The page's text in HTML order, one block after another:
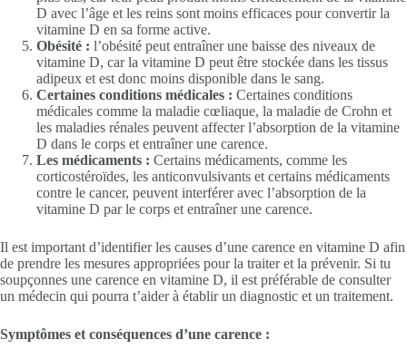
D avec l’âge et les reins sont moins efficaces pour convertir la
vitamine D en sa forme active.
Obésité : l’obésité peut entraîner une baisse des niveaux de
vitamine D, car la vitamine D peut être stockée dans les tissus
adipeux et est donc moins disponible dans le sang.
Certaines conditions médicales : Certaines conditions
médicales comme la maladie cœliaque, la maladie de Crohn et
les maladies rénales peuvent affecter l’absorption de la vitamine
D dans le corps et entraîner une carence.
Les médicaments : Certains médicaments, comme les
corticostéroïdes, les anticonvulsivants et certains médicaments
contre le cancer, peuvent interférer avec l’absorption de la
vitamine D par le corps et entraîner une carence.
Il est important d’identifier les causes d’une carence en vitamine D afin
de prendre les mesures appropriées pour la traiter et la prévenir. Si tu
soupçonnes une carence en vitamine D, il est préférable de consulter
un médecin qui pourra t’aider à établir un diagnostic et un traitement.
Symptômes et conséquences d’une carence :